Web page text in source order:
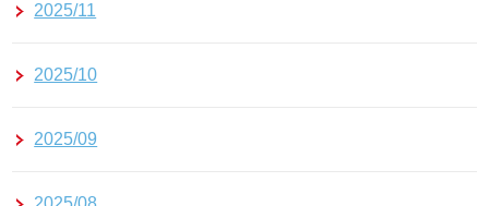
2025/11
2025/10
2025/09